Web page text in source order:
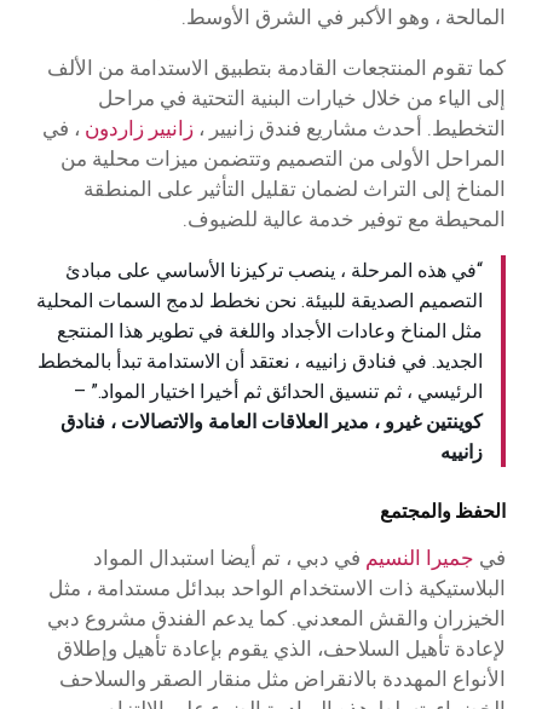
المالحة ، وهو الأكبر في الشرق الأوسط.
كما تقوم المنتجعات القادمة بتطبيق الاستدامة من الألف
إلى الياء من خلال خيارات البنية التحتية في مراحل
التخطيط. أحدث مشاريع فندق زانيير ، زانيير زاردون ، في
المراحل الأولى من التصميم وتتضمن ميزات محلية من
المناخ إلى التراث لضمان تقليل التأثير على المنطقة
المحيطة مع توفير خدمة عالية للضيوف.
“في هذه المرحلة ، ينصب تركيزنا الأساسي على مبادئ
التصميم الصديقة للبيئة. نحن نخطط لدمج السمات المحلية
مثل المناخ وعادات الأجداد واللغة في تطوير هذا المنتجع
الجديد. في فنادق زانييه ، نعتقد أن الاستدامة تبدأ بالمخطط
الرئيسي ، ثم تنسيق الحدائق ثم أخيرا اختيار المواد.” –
كوينتين غيرو ، مدير العلاقات العامة والاتصالات ، فنادق
زانييه
الحفظ والمجتمع
في جميرا النسيم في دبي ، تم أيضا استبدال المواد
البلاستيكية ذات الاستخدام الواحد ببدائل مستدامة ، مثل
الخيزران والقش المعدني. كما يدعم الفندق مشروع دبي
لإعادة تأهيل السلاحف، الذي يقوم بإعادة تأهيل وإطلاق
الأنواع المهددة بالانقراض مثل منقار الصقر والسلاحف